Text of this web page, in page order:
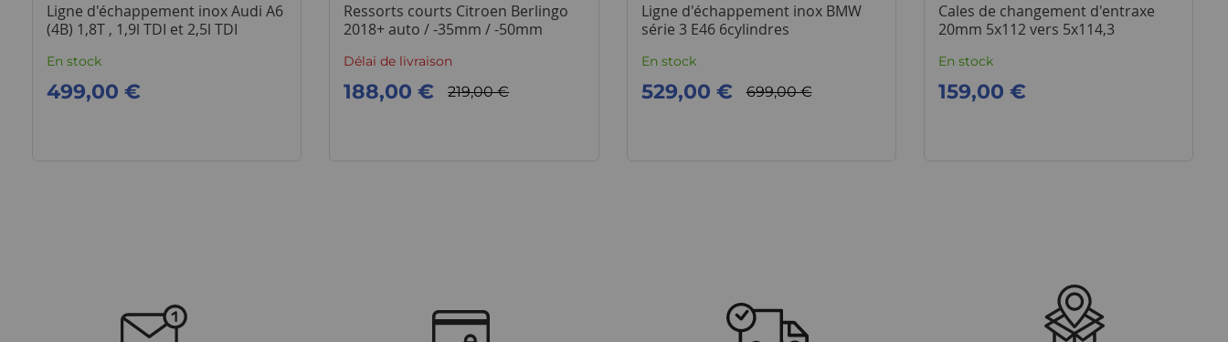
Ligne d'échappement inox Audi A6
(4B) 1,8T , 1,9l TDI et 2,5l TDI
En stock
499,00 €
Ressorts courts Citroen Berlingo
2018+ auto / -35mm / -50mm
Délai de livraison
219,00 €
188,00 €
Ligne d'échappement inox BMW
série 3 E46 6cylindres
En stock
699,00 €
529,00 €
Cales de changement d'entraxe
20mm 5x112 vers 5x114,3
En stock
159,00 €